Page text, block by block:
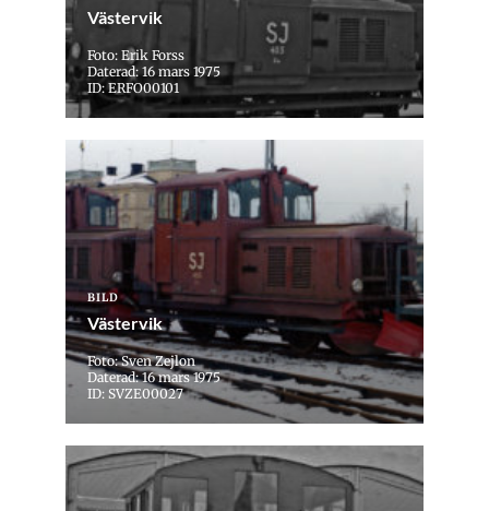
Västervik
Foto: Erik Forss
Daterad: 16 mars 1975
ID: ERFO00101
BILD
Västervik
Foto: Sven Zejlon
Daterad: 16 mars 1975
ID: SVZE00027